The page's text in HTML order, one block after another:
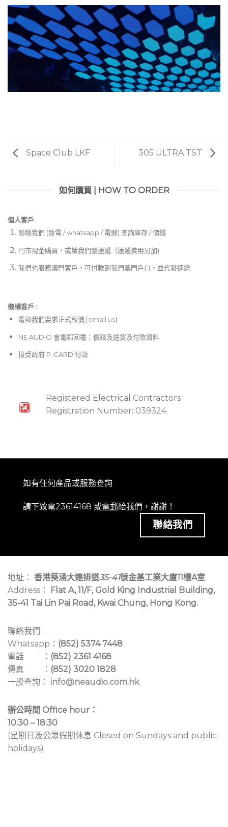
Space Club LKF 305 ULTRA TST
如何購買 | HOW TO ORDER
個人客戶:
聯絡我們 (致電 / whatsapp / 電郵) 查詢庫存 / 價錢
門市現金購買，或請我們發速遞（速遞費用另加)
我們也服務澳門客戶，可付款到我們澳門戶口，並代發速遞
機構客戶 :​
電郵我們要求正式報價 [email us]
NE AUDIO 會電郵回覆：價錢及送貨及付款資料
接受政府 P-CARD 付款
Registered Electrical Contractors
Registration Number: 039324
如有任何產品或服務查詢
請下致電23614168 或電郵給我們，謝謝！
聯絡我們
地址： 香港葵涌大連排道35-41號金基工業大廈11樓A室
Address：
Flat A, 11/F, Gold King Industrial Building,
35-41 Tai Lin Pai Road, Kwai Chung, Hong Kong.
聯絡我們 :
Whatsapp： (852) 5374 7448
電話 ： (852) 2361 4168
傳真 ： (852) 3020 1828
一般查詢： info@neaudio.com.hk
辦公時間 Office hour：
10:30 – 18:30
(星期日及公眾假期休息 Closed on Sundays and public
holidays)